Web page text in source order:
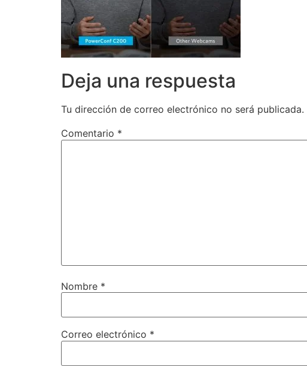
Deja una respuesta
Tu dirección de correo electrónico no será publicada.
Comentario *
Nombre *
Correo electrónico *